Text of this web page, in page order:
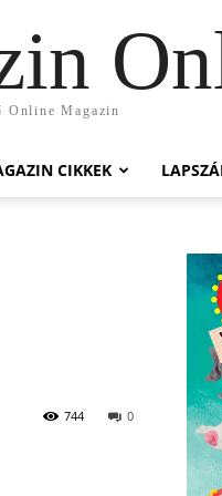
Online Magazin
CIKKEK
0
744